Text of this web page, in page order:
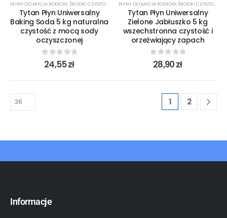
PŁYNY DO MYCIA PODŁÓG,ŚRODKI CZYSTOŚCI
Tytan Płyn Uniwersalny
Baking Soda 5 kg naturalna
czystość z mocą sody
oczyszczonej
0out of 5
24,55zł
PŁYNY DO MYCIA PODŁÓG,ŚRODKI CZYSTOŚCI
Tytan Płyn Uniwersalny
Zielone Jabłuszko 5 kg
wszechstronna czystość i
orzeźwiający zapach
out of 5
28,90zł
1 2
Informacje